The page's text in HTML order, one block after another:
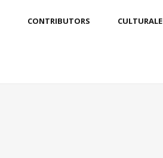
CONTRIBUTORS CULTURALE